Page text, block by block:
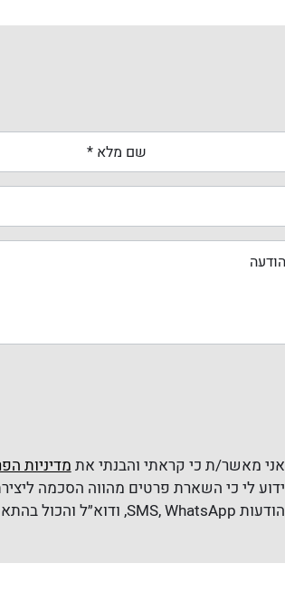
אני מאשר/ת כי קראתי והבנתי אתמדיניות
ידוע לי כי השארת פרטים מהווה הסכמה
הודעות SMS, WhatsApp, ודוא״ל והכול בהתאם לדין. ניתן להסיר את ההסכמה בכל עת.